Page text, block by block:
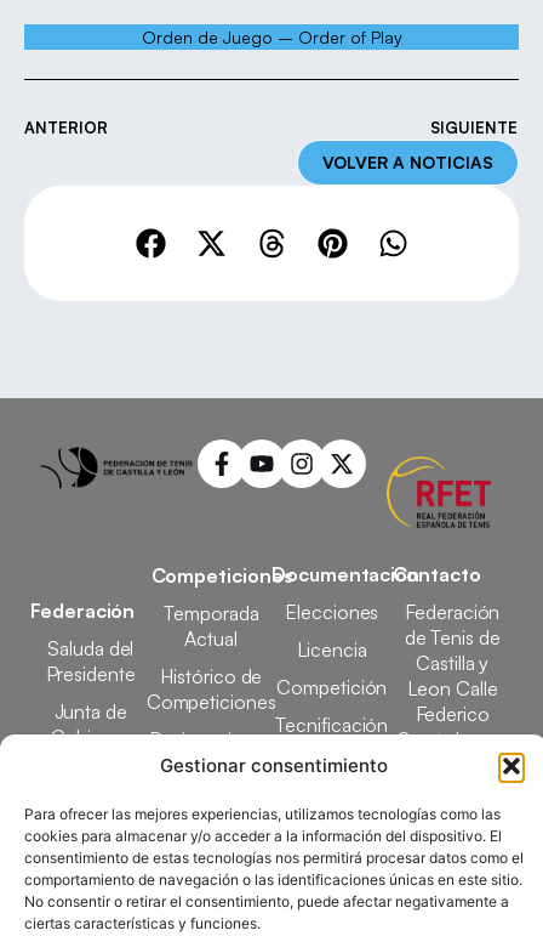
Gestionar consentimiento
Para ofrecer las mejores experiencias, utilizamos tecnologías como las
cookies para almacenar y/o acceder a la información del dispositivo. El
consentimiento de estas tecnologías nos permitirá procesar datos como el
comportamiento de navegación o las identificaciones únicas en este sitio.
No consentir o retirar el consentimiento, puede afectar negativamente a
ciertas características y funciones.
Orden de Juego – Order of Play
ANTERIOR SIGUIENTE
VOLVER A NOTICIAS
Federación
Saluda del
Presidente
Junta de
Gobierno
Elecciones
Clubes
Federados
Competiciones
Temporada
Actual
Histórico de
Competiciones
Designaciones
Arbitrales
Documentación
Elecciones
Licencia
Competición
Tecnificación
Docencia
Contacto
Federación
de Tenis de
Castilla y
Leon Calle
Federico
García Lorca,
983 24 94 26